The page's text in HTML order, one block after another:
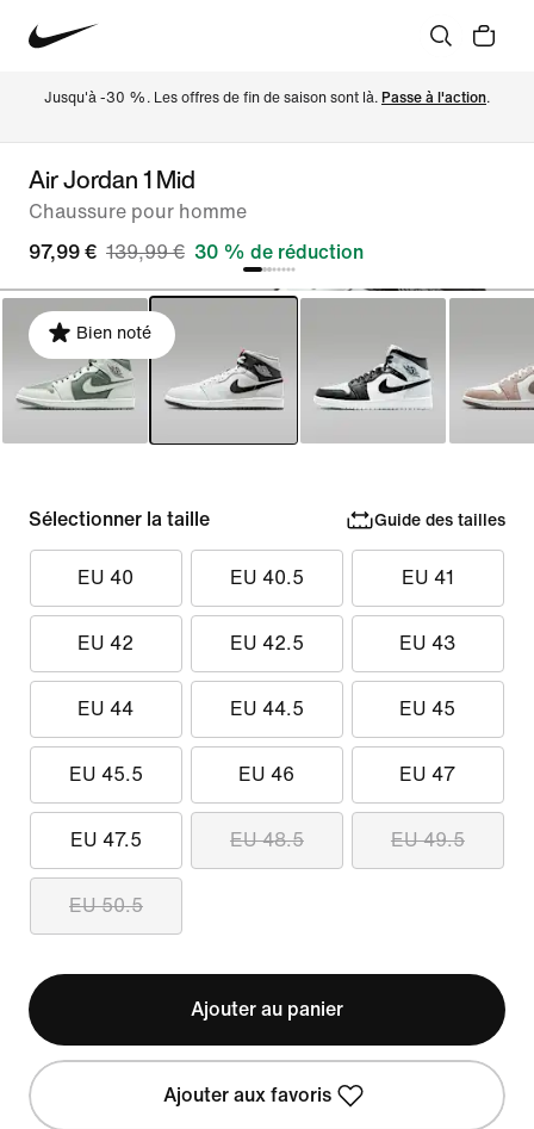
Jusqu'à -30 %. Les offres de fin de saison sont là. Passe à l'action.
Air Jordan 1 Mid
Chaussure pour homme
97,99 € 139,99 € 30 % de réduction
Bien noté
Sélectionner la taille Guide des tailles
EU 40 EU 40.5 EU 41
EU 42 EU 42.5 EU 43
EU 44 EU 44.5 EU 45
EU 45.5 EU 46 EU 47
EU 47.5 EU 48.5 EU 49.5
EU 50.5
Ajouter au panier
Ajouter aux favoris